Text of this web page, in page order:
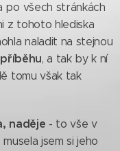
po všech stránkách
z tohoto hlediska
naladit na stejnou
, a tak by k ní
tomu však tak
naděje - to vše v
jsem si jeho